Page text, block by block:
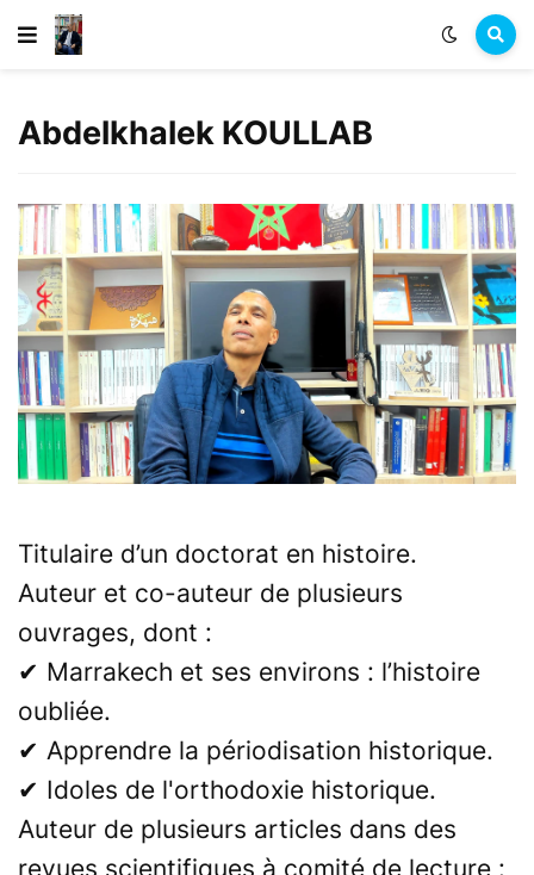
Abdelkhalek KOULLAB
Titulaire d’un doctorat en histoire.
Auteur et co-auteur de plusieurs
ouvrages, dont :
✔ Marrakech et ses environs : l’histoire
oubliée.
✔ Apprendre la périodisation historique.
✔ Idoles de l'orthodoxie historique.
Auteur de plusieurs articles dans des
revues scientifiques à comité de lecture :